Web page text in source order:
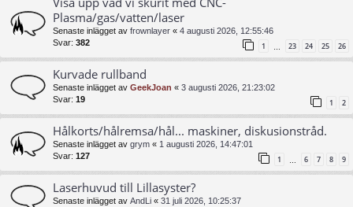
Plasma/gas/vatten/laser
Senaste inlägget av frownlayer « 4 augusti 2026, 12:55:46
Svar: 382 1 … 23 24 25 26
Kurvade rullband
Senaste inlägget av GeekJoan « 3 augusti 2026, 21:23:02
Svar: 19 1 2
Hålkorts/hålremsa/hål... maskiner, diskusionstråd.
Senaste inlägget av grym « 1 augusti 2026, 14:47:01
Svar: 127 1 … 6 7 8 9
Laserhuvud till Lillasyster?
Senaste inlägget av AndLi « 31 juli 2026, 10:25:37